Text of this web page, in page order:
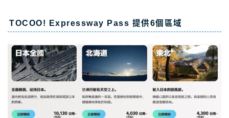
TOCOO! Expressway Pass 提供6個區域